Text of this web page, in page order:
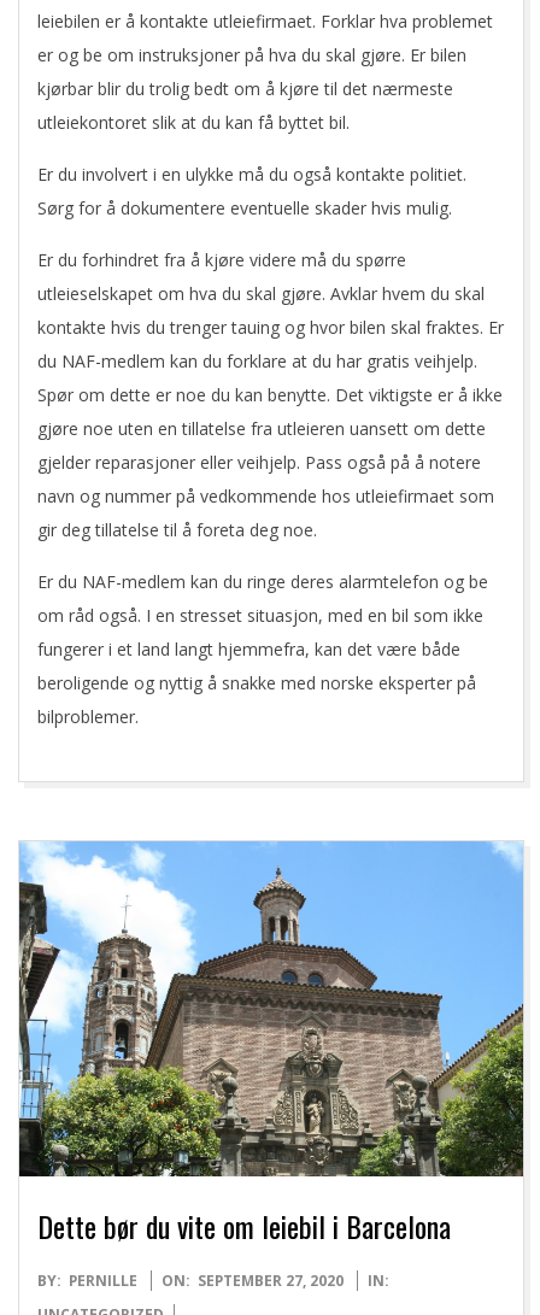
leiebilen er å kontakte utleiefirmaet. Forklar hva problemet
er og be om instruksjoner på hva du skal gjøre. Er bilen
kjørbar blir du trolig bedt om å kjøre til det nærmeste
utleiekontoret slik at du kan få byttet bil.
Er du involvert i en ulykke må du også kontakte politiet.
Sørg for å dokumentere eventuelle skader hvis mulig.
Er du forhindret fra å kjøre videre må du spørre
utleieselskapet om hva du skal gjøre. Avklar hvem du skal
kontakte hvis du trenger tauing og hvor bilen skal fraktes. Er
du NAF-medlem kan du forklare at du har gratis veihjelp.
Spør om dette er noe du kan benytte. Det viktigste er å ikke
gjøre noe uten en tillatelse fra utleieren uansett om dette
gjelder reparasjoner eller veihjelp. Pass også på å notere
navn og nummer på vedkommende hos utleiefirmaet som
gir deg tillatelse til å foreta deg noe.
Er du NAF-medlem kan du ringe deres alarmtelefon og be
om råd også. I en stresset situasjon, med en bil som ikke
fungerer i et land langt hjemmefra, kan det være både
beroligende og nyttig å snakke med norske eksperter på
bilproblemer.
Dette bør du vite om leiebil i Barcelona
2020-
BY: PERNILLE ON: SEPTEMBER 27, 2020
IN: